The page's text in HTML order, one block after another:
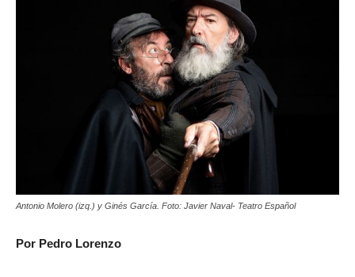
Antonio Molero (izq.) y Ginés García. Foto: Javier Naval- Teatro Español
Por Pedro Lorenzo